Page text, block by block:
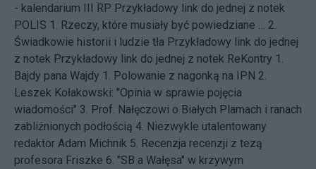
- kalendarium III RP Przykładowy link do jednej z notek
POLIS 1. Rzeczy, które musiały być powiedziane …
2.
Świadkowie historii i ludzie tła Przykładowy link do jednej
z notek Przykładowy link do jednej z notek ReKontry 1.
Bajdy pana Wajdy 1. Polowanie z nagonką na IPN 2.
Leszek Kołakowski: "Opinia w sprawie pojęcia
wiadomości" 3. Prof. Nałęczowi o Białych Plamach i ranach
zabliźnionych podłością 4. Niezwykle utalentowany
redaktor Adam Michnik 5. Recenzja recenzji z tezą
profesora Friszke 6. "SB a Wałęsa" w krzywym